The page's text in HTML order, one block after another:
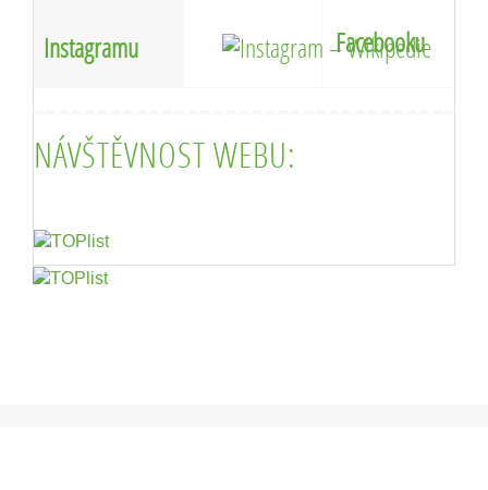
Instagramu Facebooku
NÁVŠTĚVNOST WEBU: